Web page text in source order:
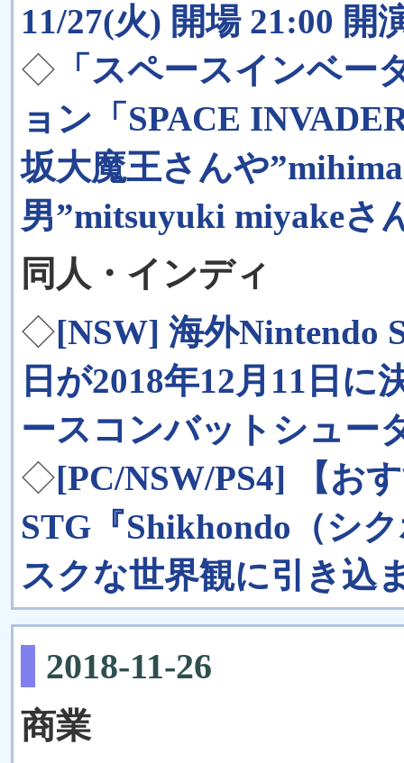
11/27(火) 開場 21:00 開
◇ 「スペースインベー
ョン「SPACE
坂大魔王さんや
男”mitsuyuki miyakeさ
同人・インディ
◇[NSW] 海外Nintendo
日が2018年12月11日
ースコンバットシュー
◇[PC/NSW/PS4] 【お
STG『Shikhondo（シ
スクな世界観に引き込
2018-11-26
商業